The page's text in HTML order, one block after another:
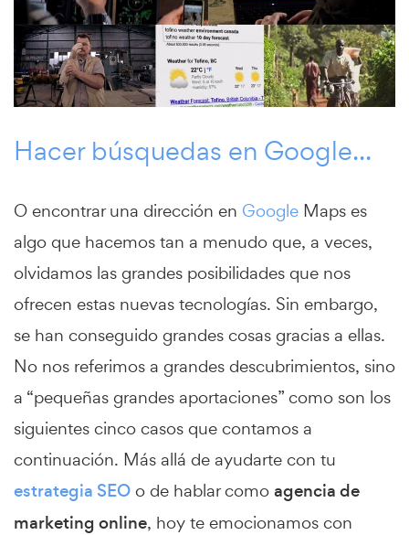
Hacer búsquedas en Google...
O encontrar una dirección en Google Maps es
algo que hacemos tan a menudo que, a veces,
olvidamos las grandes posibilidades que nos
ofrecen estas nuevas tecnologías. Sin embargo,
se han conseguido grandes cosas gracias a ellas.
No nos referimos a grandes descubrimientos, sino
a “pequeñas grandes aportaciones” como son los
siguientes cinco casos que contamos a
continuación. Más allá de ayudarte con tu
estrategia SEO o de hablar como agencia de
marketing online, hoy te emocionamos con